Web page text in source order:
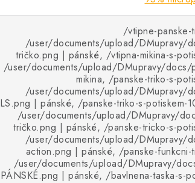
/vtipne-
/user/documents/upload/DMupravy/
tričko.png | pánské, /vtipna-mikina-s-
/user/documents/upload/DMupravy/docs/
mikina, /panske-triko-s-
/user/documents/upload/DMupravy/
LS.png | pánské, /panske-triko-s-potiskem-
/user/documents/upload/DMupravy/
tričko.png | pánské, /panske-tricko-s-
/user/documents/upload/DMupravy/
action.png | pánské, /panske-
/user/documents/upload/DMupravy/
PÁNSKÉ.png | pánské, /bavlnena-taska-s-